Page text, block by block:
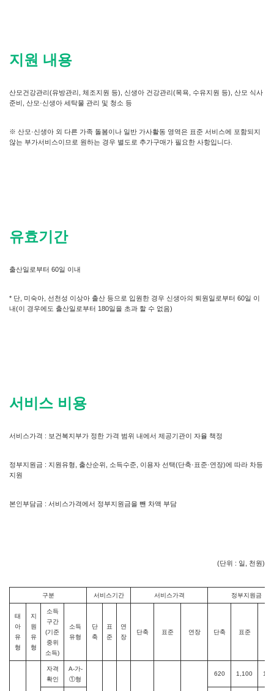
지원 내용
산모건강관리(유방관리, 체조지원 등), 신생아 건강관리(목욕, 수유지원 등), 산모 식사
준비, 산모·신생아 세탁물 관리 및 청소 등
※ 산모·신생아 외 다른 가족 돌봄이나 일반 가사활동 영역은 표준 서비스에 포함되지
않는 부가서비스이므로 원하는 경우 별도로 추가구매가 필요한 사항입니다.
유효기간
출산일로부터 60일 이내
* 단, 미숙아, 선천성 이상아 출산 등으로 입원한 경우 신생아의 퇴원일로부터 60일 이
내(이 경우에도 출산일로부터 180일을 초과 할 수 없음)
서비스 비용
서비스가격 : 보건복지부가 정한 가격 범위 내에서 제공기관이 자율 책정
정부지원금 : 지원유형, 출산순위, 소득수준, 이용자 선택(단축·표준·연장)에 따라 차등
지원
본인부담금 : 서비스가격에서 정부지원금을 뺀 차액 부담
(단위 : 일, 천원)
구분 서비스기간 서비스가격 정부지원금
태
아
유
형
지
원
유
형
소득
구간
(기준
중위
소득)
소득
유형
단
축
표
준
연
장
단축 표준 연장 단축 표준
자격
확인
A-가-
①형
620 1,100